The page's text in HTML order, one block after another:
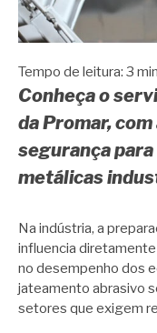
Tempo de leitura: 3
Conheça o
da Promar,
segurança
metálicas
Na indústria, a
influencia
no desempenho dos
jateamento abrasivo
setores que exigem